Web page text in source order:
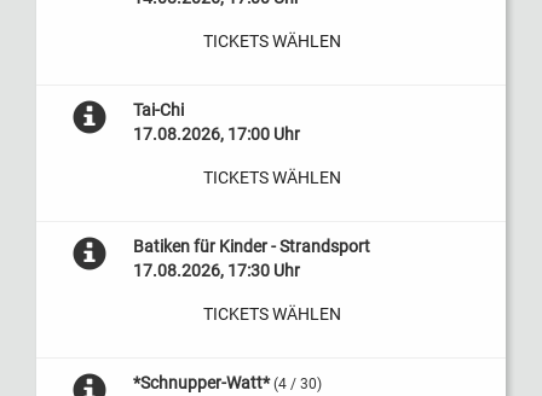
TICKETS WÄHLEN
Tai-Chi
17.08.2026, 17:00 Uhr
TICKETS WÄHLEN
Batiken für Kinder - Strandsport
17.08.2026, 17:30 Uhr
TICKETS WÄHLEN
*Schnupper-Watt* (4 / 30)